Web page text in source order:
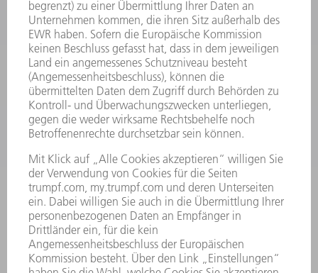
LEISTUNGSELEKTRONIK
ELEKTROWERKZEUGE
SMART FACTORY
SOFTWARE
SERVICES
ANWENDUNGEN
BRANCHEN
UNTERNEHMEN
KARRIERE
STELLENANGEBOTE
VORSTAND
GESCHÄFTSBERICHT
UNTERNEHMENSGRUNDSÄTZE
COMPLIANCE
HINWEISGEBERSYSTEM
SECURITY
PRESSEMITTEILUNGEN
MAGAZINE